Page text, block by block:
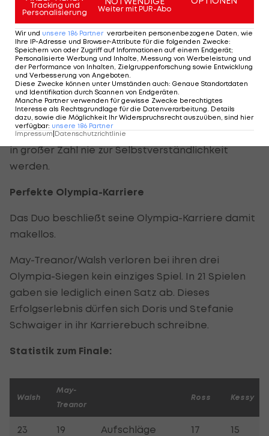
Dämme. Das Duo fällt sich jubel-hüpfend um den
Hals. Danach geht's zur Ehrenrunde.
Kerri Walsh feiert mit ihren beiden Söhne, Misty
May-Treanor schickt via Kamera Grüße in die
Heimat.
Bei der Siegerehrung fließt die eine oder andere
Freudenträne. Schön zu sehen, dass Erfolge auch
in großer Zahl nie zur Selbstverständlichkeit
werden.
Perfekte Olympia-Karriere
Das Duo beschließt seine Olympia-Karriere damit
makellos.
May-Treanor/Walsh verloren bei ihren drei
Olympia-Siegen kein einziges Spiel. In 21 Spielen
gaben sie lediglich einen Satz ab. Dieses
Erfolgserlebnis dürfen sich Doris und Stefanie
Schwaiger in ihr Karrierebuch schreibne.
Statistik zum Finale:
Walsh
May-
Treanor
Ross Kessy
23 19 Aufschläge 17 15
Tracking und
Personalisierung
Weiter mit PUR-Abo
Wir und unsere 186 Partner verarbeiten personenbezogene Daten, wie
Ihre IP-Adresse und Browser-Attribute für die folgenden Zwecke:
Speichern von oder Zugriff auf Informationen auf einem Endgerät;
Personalisierte Werbung und Inhalte, Messung von Werbeleistung und
der Performance von Inhalten, Zielgruppenforschung sowie Entwicklung
und Verbesserung von Angeboten
Diese Zwecke können unter Umständen auch: Genaue Standortdaten
und Identifikation durch Scannen von Endgeräten
Manche Partner verwenden für gewisse Zwecke berechtigtes
Interesse als Rechtsgrundlage für die Datenverarbeitung. Details
dazu, sowie die Möglichkeit Ihr Widerspruchsrecht auszuüben, sind hier
verfügbar: unsere 186 Partner
Impressum|Datenschutzrichtlinie